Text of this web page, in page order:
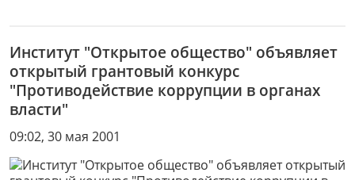
Институт "Открытое общество" объявляет
открытый грантовый конкурс
"Противодействие коррупции в органах
власти"
09:02, 30 мая 2001